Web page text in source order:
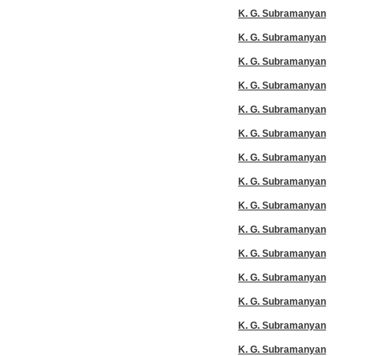
K. G. Subramanyan
K. G. Subramanyan
K. G. Subramanyan
K. G. Subramanyan
K. G. Subramanyan
K. G. Subramanyan
K. G. Subramanyan
K. G. Subramanyan
K. G. Subramanyan
K. G. Subramanyan
K. G. Subramanyan
K. G. Subramanyan
K. G. Subramanyan
K. G. Subramanyan
K. G. Subramanyan